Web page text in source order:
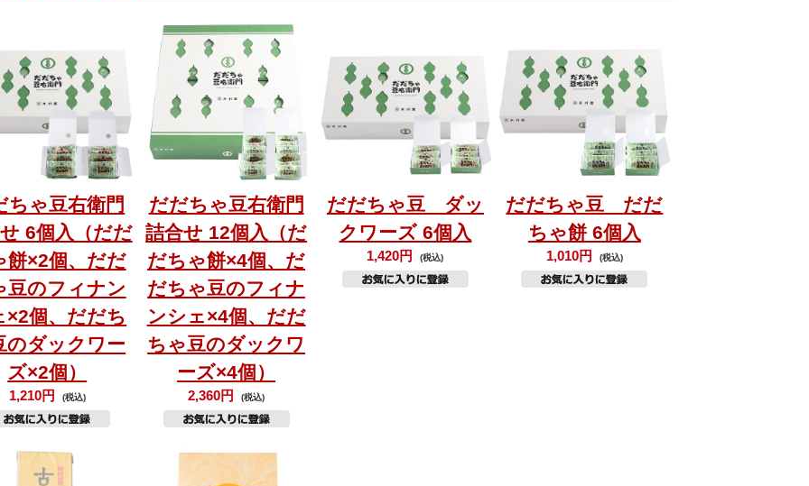
ちゃ豆右衛門
6個入（だだ
餅×2個、だだ
豆のフィナン
×2個、だだち
のダックワー
ズ×2個）
1,210円 (税込)
だだちゃ豆右衛門
詰合せ 12個入（だ
だちゃ餅×4個、だ
だちゃ豆のフィナ
ンシェ×4個、だだ
ちゃ豆のダックワ
ーズ×4個）
2,360円 (税込)
だだちゃ豆 ダッ
クワーズ 6個入
1,420円 (税込)
だだちゃ豆 だだ
ちゃ餅 6個入
1,010円 (税込)